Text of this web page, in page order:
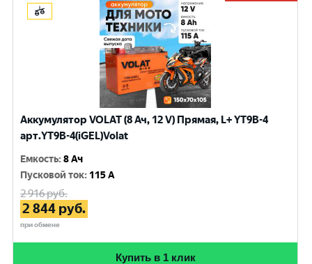
Аккумулятор VOLAT (8 Ач, 12 V) Прямая, L+ YT9B-4
арт.YT9B-4(iGEL)Volat
Емкость:8 Ач
Пусковой ток: 115 A
2 916руб.
2 844 руб.
при обмене
Купить в 1 клик